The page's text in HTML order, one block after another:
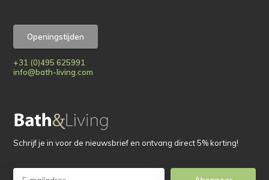
Openingstijden
+31 (0)495 625991
info@bath-living.com
Schrijf je in voor de nieuwsbrief en ontvang direct 5% korting!